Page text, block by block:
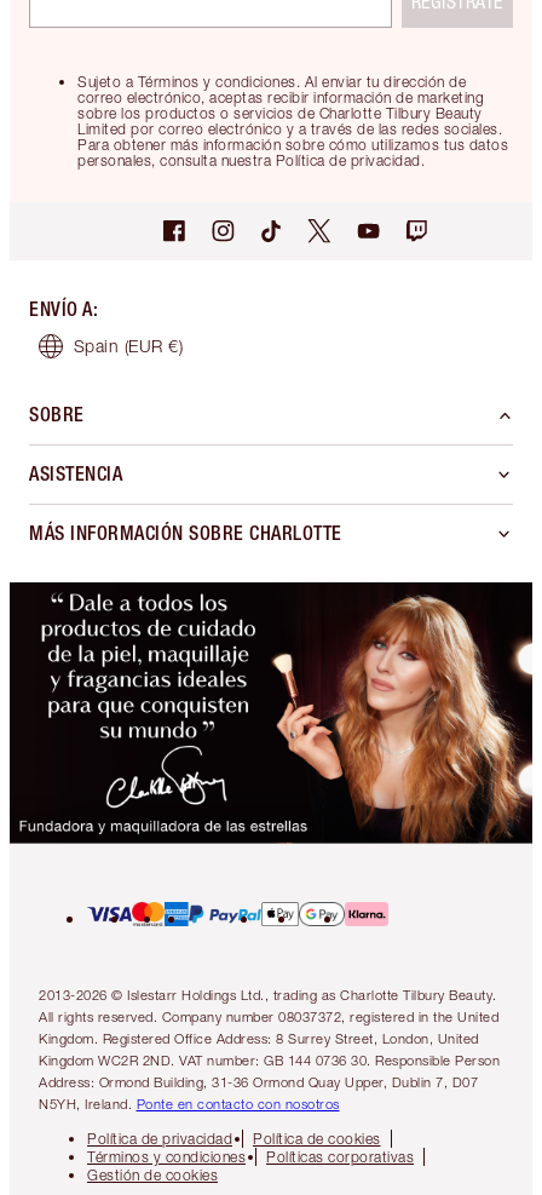
Sujeto a Términos y condiciones. Al enviar tu dirección de
correo electrónico, aceptas recibir información de marketing
sobre los productos o servicios de Charlotte Tilbury Beauty
Limited por correo electrónico y a través de las redes sociales.
Para obtener más información sobre cómo utilizamos tus datos
personales, consulta nuestra Política de privacidad.
ENVÍO A:
Spain (EUR €)
SOBRE
ASISTENCIA
MÁS INFORMACIÓN SOBRE CHARLOTTE
2013-2026 © Islestarr Holdings Ltd., trading as Charlotte Tilbury Beauty.
All rights reserved. Company number 08037372, registered in the United
Kingdom. Registered Office Address: 8 Surrey Street, London, United
Kingdom WC2R 2ND. VAT number: GB 144 0736 30. Responsible Person
Address: Ormond Building, 31-36 Ormond Quay Upper, Dublin 7, D07
N5YH, Ireland. Ponte en contacto con nosotros
Política de privacidad
Política de cookies
Términos y condiciones
Políticas corporativas
Gestión de cookies